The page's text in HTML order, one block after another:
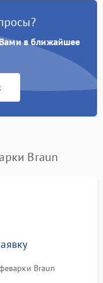
в ближайшее
Braun
Braun